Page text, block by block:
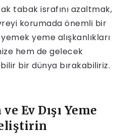
tabak israfını azaltmak,
korumada önemli bir
yeme alışkanlıkları
hem de gelecek
bir dünya bırakabiliriz.
Ev Dışı Yeme